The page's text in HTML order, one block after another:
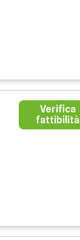
Verifica
fattibilità